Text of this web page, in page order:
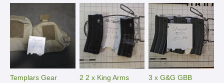
Templars Gear
2 2 x King Arms
3 x G&G GBB